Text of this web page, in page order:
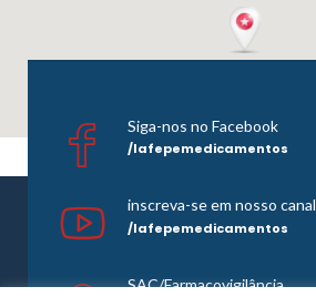
Siga-nos no Facebook
/lafepemedicamentos
inscreva-se em nosso canal
/lafepemedicamentos
SAC/Farmacovigilância